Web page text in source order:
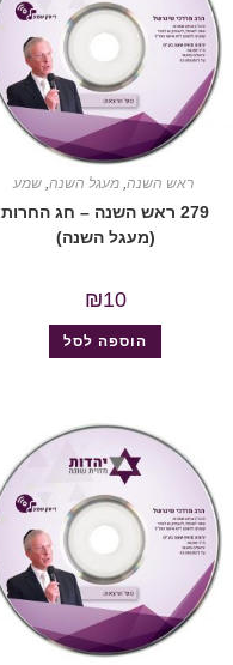
ראש השנה, מעגל השנה, שמע
279 ראש השנה – חג החרות
(מעגל השנה)
₪10
הוספה לסל